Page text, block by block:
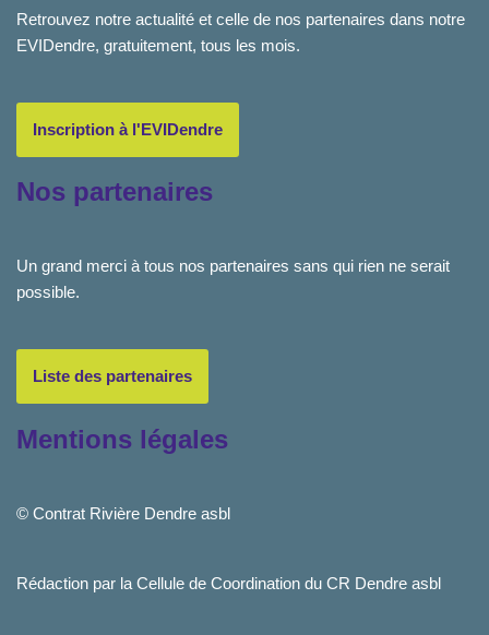
Retrouvez notre actualité et celle de nos partenaires dans notre
EVIDendre, gratuitement, tous les mois.
Inscription à l'EVIDendre
Nos partenaires
Un grand merci à tous nos partenaires sans qui rien ne serait
possible.
Liste des partenaires
Mentions légales
© Contrat Rivière Dendre asbl
Rédaction par la Cellule de Coordination du CR Dendre asbl